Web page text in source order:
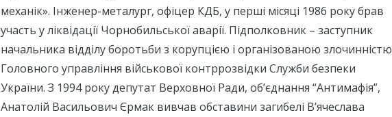
механік». Інженер-металург, офіцер КДБ, у перші місяці 1986 року брав
участь у ліквідації Чорнобильської аварії. Підполковник – заступник
начальника відділу боротьби з корупцією і організованою злочинністю
Головного управління військової контррозвідки Служби безпеки
України. З 1994 року депутат Верховної Ради, об’єднання “Антимафія”,
Анатолій Васильович Єрмак вивчав обставини загибелі В’ячеслава